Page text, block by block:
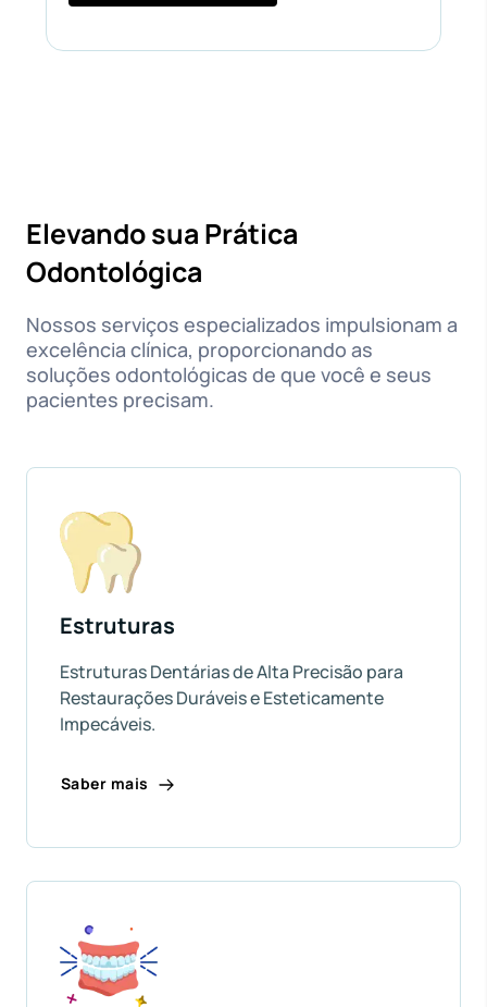
Elevando sua Prática
Odontológica
Nossos serviços especializados impulsionam a
excelência clínica, proporcionando as
soluções odontológicas de que você e seus
pacientes precisam.
Estruturas
Estruturas Dentárias de Alta Precisão para
Restaurações Duráveis e Esteticamente
Impecáveis.
Saber mais